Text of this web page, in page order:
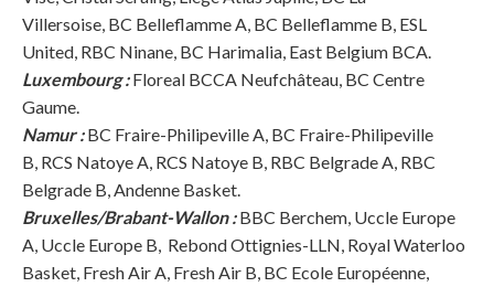
Villersoise, BC Belleflamme A, BC Belleflamme B, ESL
United, RBC Ninane, BC Harimalia, East Belgium BCA.
Luxembourg :Floreal BCCA Neufchâteau, BC Centre
Gaume.
Namur :BC Fraire-Philipeville A, BC Fraire-Philipeville
B, RCS Natoye A, RCS Natoye B, RBC Belgrade A, RBC
Belgrade B, Andenne Basket.
Bruxelles/Brabant-Wallon :BBC Berchem, Uccle Europe
A, Uccle Europe B, Rebond Ottignies-LLN, Royal Waterloo
Basket, Fresh Air A, Fresh Air B, BC Ecole Européenne,